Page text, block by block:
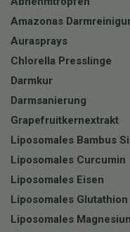
Amazonas
Aurasprays
Chlorella Presslinge
Darmkur
Darmsanierung
Grapefruitkernextrakt
Liposomales Bambus
Liposomales Curcumin
Liposomales Eisen
Liposomales Glutathion
Liposomales